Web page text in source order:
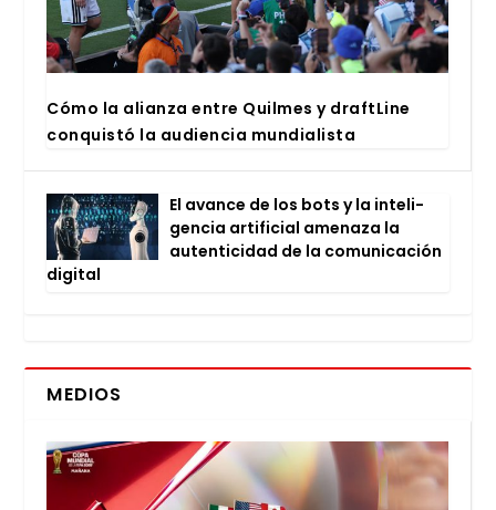
Cómo la alian­za entre Quil­mes y draftLi­ne
con­quis­tó la audien­cia mun­dia­lis­ta
El avan­ce de los bots y la inte­li­
gen­cia arti­fi­cial ame­na­za la
auten­ti­ci­dad de la comu­ni­ca­ción
digi­tal
MEDIOS